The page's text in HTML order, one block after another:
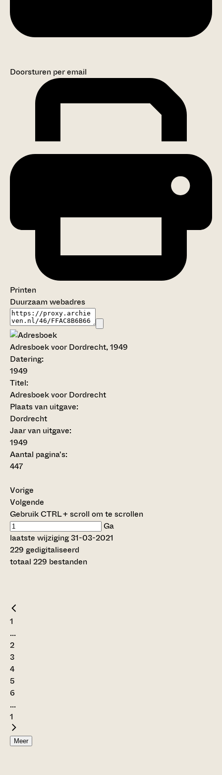
Doorsturen per email
Printen
Duurzaam webadres
Adresboek voor Dordrecht, 1949
Datering:
1949
Titel:
Adresboek voor Dordrecht
Plaats van uitgave:
Dordrecht
Jaar van uitgave:
1949
Aantal pagina's:
447
Vorige
Volgende
Gebruik CTRL + scroll om te scrollen
Ga
laatste wijziging 31-03-2021
229 gedigitaliseerd
totaal 229 bestanden
1
...
2
3
4
5
6
...
1
Meer